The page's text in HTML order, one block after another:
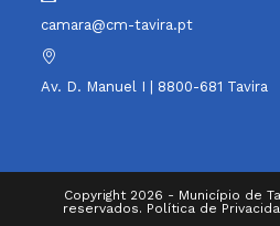
camara@cm-tavira.pt
Av. D. Manuel I | 8800-681 Tavira
Copyright 2026 - Município de
reservados. Política de